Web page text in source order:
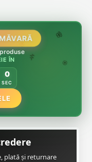
🏵️
ÎN
0
SEC
plată și returnare